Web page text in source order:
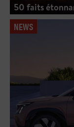
50 faits
NEWS